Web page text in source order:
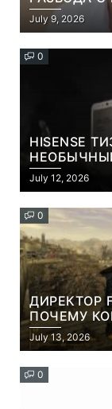
July 9, 2026
0
HISENSE
СЪЕМНОЙ
КОНТЕНТА
July 12, 2026
0
ДИРЕКТОР
ПОЧЕМУ
July 13, 2026
0